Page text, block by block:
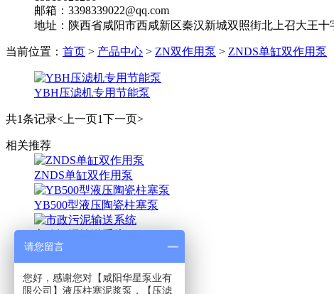
邮箱：3398339022@qq.com
地址：陕西省咸阳市西咸新区秦汉新城双照街北上召大王十
当前位置： 首页 > 产品中心 > ZN双作用泵 > ZNDS单缸双作用泵
YBH压滤机专用节能泵
共1条记录<上一页1下一页>
相关推荐
ZNDS单缸双作用泵
YB500型液压陶瓷柱塞泵
液压全陶瓷泵
华星首页
请您留言
您好，感谢您对【咸阳华星泵业有
限公司】液压柱塞泥浆泵，【压滤